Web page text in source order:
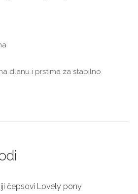
dlanu i prstima za stabilno
čepsovi Lovely pony